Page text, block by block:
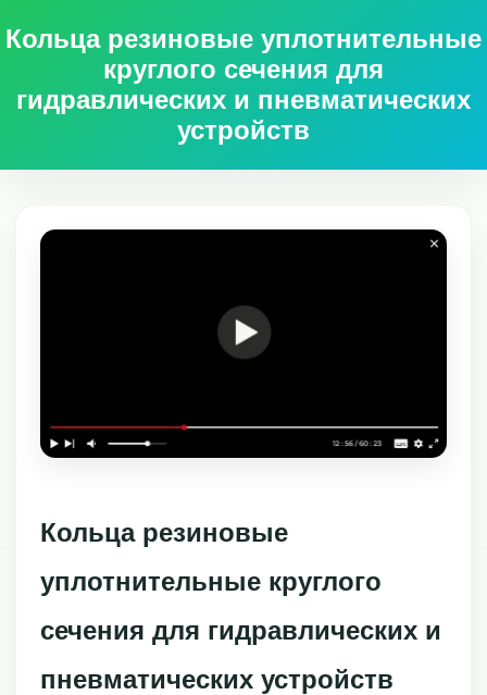
Кольца резиновые уплотнительные
круглого сечения для
гидравлических и пневматических
устройств
Кольца резиновые
уплотнительные круглого
сечения для гидравлических и
пневматических устройств